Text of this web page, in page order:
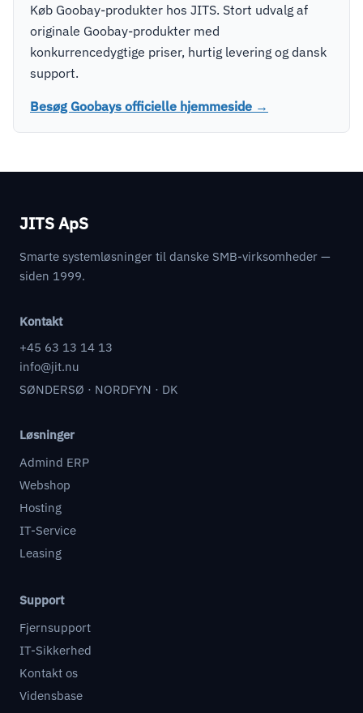
Køb Goobay-produkter hos JITS. Stort udvalg af
originale Goobay-produkter med
konkurrencedygtige priser, hurtig levering og dansk
support.
Besøg Goobays officielle hjemmeside →
JITS ApS
Smarte systemløsninger til danske SMB-virksomheder —
siden 1999.
Kontakt
+45 63 13 14 13
info@jit.nu
SØNDERSØ · NORDFYN · DK
Løsninger
Admind ERP
Webshop
Hosting
IT-Service
Leasing
Support
Fjernsupport
IT-Sikkerhed
Kontakt os
Vidensbase